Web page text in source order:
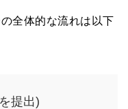
全体的な流れは以下
提出)